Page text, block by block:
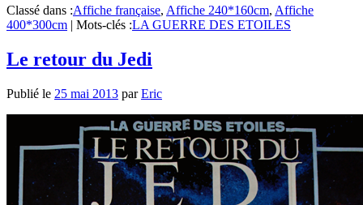
Classé dans :Affiche française, Affiche 240*160cm, Affiche
400*300cm | Mots-clés :LA GUERRE DES ETOILES
Le retour du Jedi
Publié le 25 mai 2013 parEric